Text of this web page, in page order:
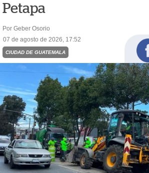
Petapa
Por Geber Osorio
07 de agosto de 2026, 17:52
CIUDAD DE GUATEMALA